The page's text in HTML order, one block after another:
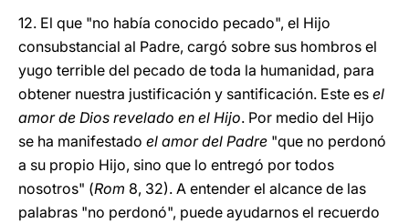
12. El que "no había conocido pecado", el Hijo
consubstancial al Padre, cargó sobre sus hombros el
yugo terrible del pecado de toda la humanidad, para
obtener nuestra justificación y santificación. Este es el
amor de Dios revelado en el Hijo. Por medio del Hijo
se ha manifestado el amor del Padre "que no perdonó
a su propio Hijo, sino que lo entregó por todos
nosotros" (Rom 8, 32). A entender el alcance de las
palabras "no perdonó", puede ayudarnos el recuerdo